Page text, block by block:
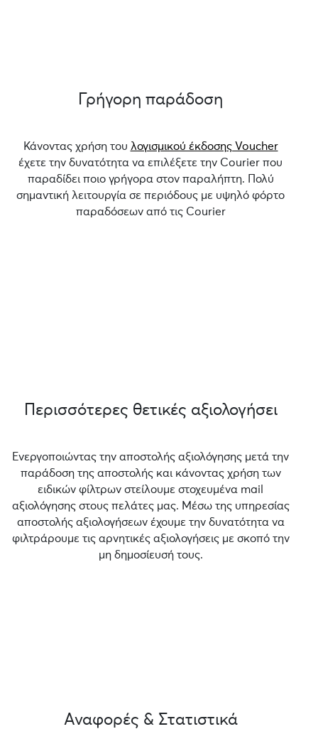
Γρήγορη παράδοση
Κάνοντας χρήση του λογισμικού έκδοσης Voucher
έχετε την δυνατότητα να επιλέξετε την Courier που
παραδίδει ποιο γρήγορα στον παραλήπτη. Πολύ
σημαντική λειτουργία σε περιόδους με υψηλό φόρτο
παραδόσεων από τις Courier
Περισσότερες θετικές αξιολογήσει
Ενεργοποιώντας την αποστολής αξιολόγησης μετά την
παράδοση της αποστολής και κάνοντας χρήση των
ειδικών φίλτρων στείλουμε στοχευμένα mail
αξιολόγησης στους πελάτες μας. Μέσω της υπηρεσίας
αποστολής αξιολογήσεων έχουμε την δυνατότητα να
φιλτράρουμε τις αρνητικές αξιολογήσεις με σκοπό την
μη δημοσίευσή τους.
Αναφορές & Στατιστικά